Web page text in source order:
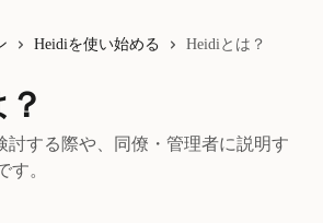
Heidiを使い始める Heidiとは？
討する際や、同僚・管理者に説明す
す。